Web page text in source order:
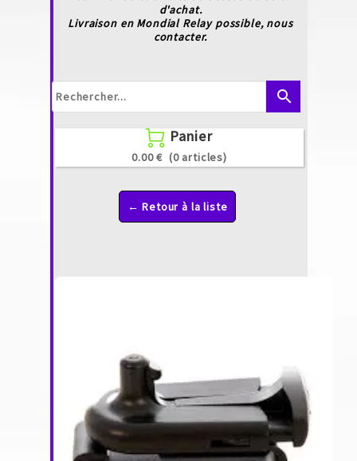
d'achat.
Livraison en Mondial Relay possible, nous
contacter.
search
 Panier
0.00 € (0 articles)
← Retour à la liste